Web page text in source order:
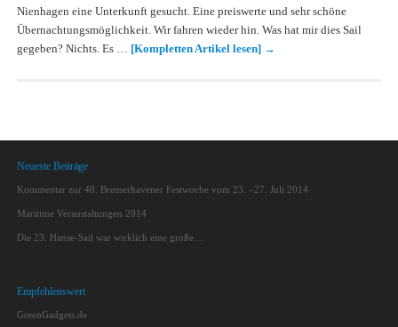
Nienhagen eine Unterkunft gesucht. Eine preiswerte und sehr schöne
Übernachtungsmöglichkeit. Wir fahren wieder hin. Was hat mir dies Sail
gegeben? Nichts. Es … [Kompletten Artikel lesen] →
Neueste Beiträge
Kommentar zur 40. Bremerhavener Festwoche vom 23. –27. Juli 2014
Maritime Veranstaltungen 2014
Die 23. Hanse-Sail war wirklich eine große…
Empfehlenswert
GreenGadgets.de